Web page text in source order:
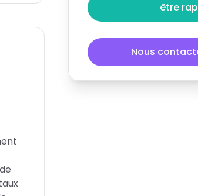
être
Nous